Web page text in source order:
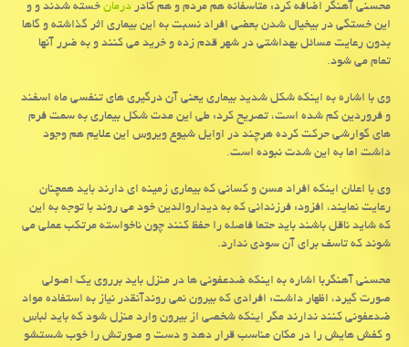
محسنی آهنگر اضافه کرد: متاسفانه هم مردم و هم کادردرمانخسته شدند و و
این خستگی در بیخیال شدن بعضی افراد نسبت به این بیماری اثر گذاشته و گاها
بدون رعایت مسائل بهداشتی در شهر قدم زده و خرید می کنند و به ضرر آنها
تمام می شود.
وی با اشاره به اینکه شکل شدید بیماری یعنی آن درگیری های تنفسی ماه اسفند
و فروردین کم شده است، تصریح کرد: طی این مدت شکل بیماری به سمت فرم
های گوارشی حرکت کرده هرچند در اوایل شیوع ویروس این علایم هم وجود
داشت اما به این شدت نبوده است.
وی با اعلان اینکه افراد مسن و کسانی که بیماری زمینه ای دارند باید همچنان
رعایت نمایند، افزود: فرزندانی که به دیداروالدین خود می روند با توجه به این
که شاید ناقل باشند باید حتما فاصله را حفظ کنند چون ناخواسته مرتکب عملی می
شوند که تاسف برای آن سودی ندارد.
محسنی آهنگربا اشاره به اینکه ضدعفونی ها در منزل باید برروی یک اصولی
صورت گیرد، اظهار داشت: افرادی که بیرون نمی روندآنقدر نیاز به استفاده مواد
ضدعفونی کنند ندارند مگر اینکه شخصی از بیرون وارد منزل شود که باید لباس
و کفش هایش را در مکان مناسب قرار دهد و دست و صورتش را خوب شستشو